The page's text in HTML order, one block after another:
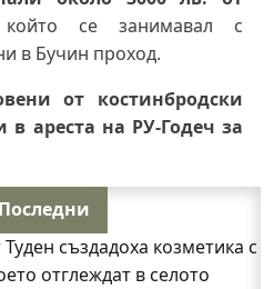
се занимавал с
в Бучин проход.
от костинбродски
ареста на РУ-Годеч за
Последни
създадоха козметика с
отглеждат в селото